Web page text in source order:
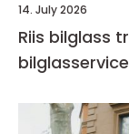
14. July 2026
Riis bilglass trygg sikt og profesjonell
bilglasservice